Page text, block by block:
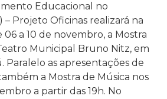
Educacional no
– Projeto Oficinas realizará na
06 a 10 de novembro, a Mostra
Municipal Bruno Nitz, em
Paralelo as apresentações de
a Mostra de Música nos
a partir das 19h. No